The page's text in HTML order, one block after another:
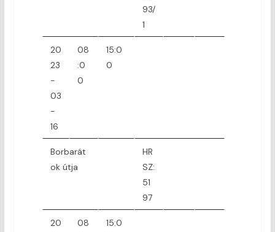
93/
1
20
23
-
03
-
16
08
:0
0
15:0
0
Borbarát
ok útja
HR
SZ:
51
97
20
08
15:0